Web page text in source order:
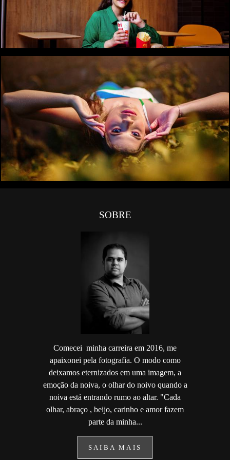
0
0
SOBRE
Comecei minha carreira em 2016, me
apaixonei pela fotografia. O modo como
deixamos eternizados em uma imagem, a
emoção da noiva, o olhar do noivo quando a
noiva está entrando rumo ao altar. "Cada
olhar, abraço , beijo, carinho e amor fazem
parte da minha...
SAIBA MAIS